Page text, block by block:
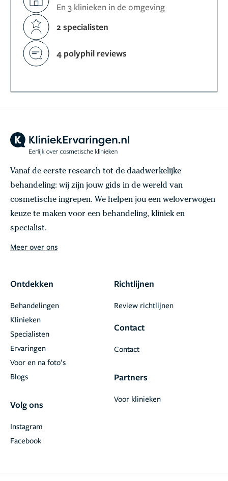
En 3 klinieken in de omgeving
2 specialisten
4 polyphil reviews
Vanaf de eerste research tot de daadwerkelijke
behandeling: wij zijn jouw gids in de wereld van
cosmetische ingrepen. We helpen jou een weloverwogen
keuze te maken voor een behandeling, kliniek en
specialist.
Meer over ons
Ontdekken
Behandelingen
Klinieken
Specialisten
Ervaringen
Voor en na foto’s
Blogs
Volg ons
Facebook
Instagram
Richtlijnen
Review richtlijnen
Contact
Contact
Partners
Voor klinieken